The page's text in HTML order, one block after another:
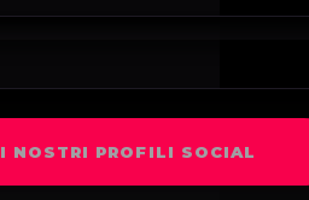
I NOSTRI PROFILI SOCIAL